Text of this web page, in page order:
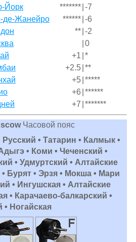
Йорк
******* -7
де-Жанейро
****** -6
** -2
0
+1 *
+2.5 **
+5 *****
+6 ******
+7 *******
Часовой пояс
Русский • Татарин • Калмык •
• Коми • Чеченский •
• Удмуртский • Алтайские
Бурят • Эрзя • Мокша • Мари
• Ингушская • Алтайские
• Карачаево-балкарский •
• Ногайская